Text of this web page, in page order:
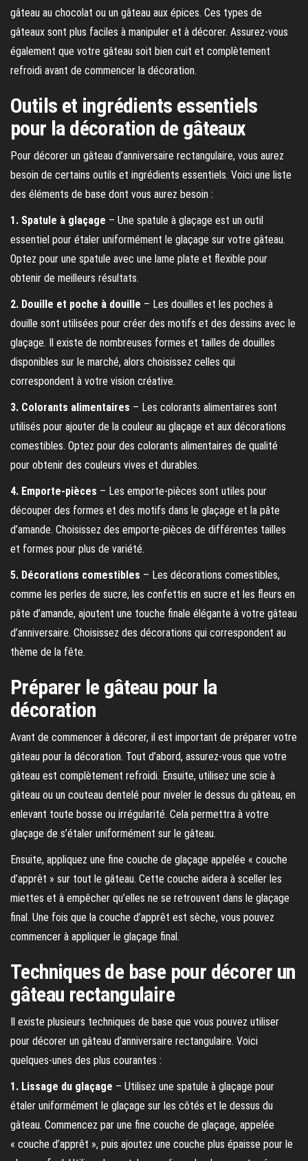
gâteau au chocolat ou un gâteau aux épices. Ces types de
gâteaux sont plus faciles à manipuler et à décorer. Assurez-vous
également que votre gâteau soit bien cuit et complètement
refroidi avant de commencer la décoration.
Outils et ingrédients essentiels
pour la décoration de gâteaux
Pour décorer un gâteau d’anniversaire rectangulaire, vous aurez
besoin de certains outils et ingrédients essentiels. Voici une liste
des éléments de base dont vous aurez besoin :
1. Spatule à glaçage – Une spatule à glaçage est un outil
essentiel pour étaler uniformément le glaçage sur votre gâteau.
Optez pour une spatule avec une lame plate et flexible pour
obtenir de meilleurs résultats.
2. Douille et poche à douille – Les douilles et les poches à
douille sont utilisées pour créer des motifs et des dessins avec le
glaçage. Il existe de nombreuses formes et tailles de douilles
disponibles sur le marché, alors choisissez celles qui
correspondent à votre vision créative.
3. Colorants alimentaires – Les colorants alimentaires sont
utilisés pour ajouter de la couleur au glaçage et aux décorations
comestibles. Optez pour des colorants alimentaires de qualité
pour obtenir des couleurs vives et durables.
4. Emporte-pièces – Les emporte-pièces sont utiles pour
découper des formes et des motifs dans le glaçage et la pâte
d’amande. Choisissez des emporte-pièces de différentes tailles
et formes pour plus de variété.
5. Décorations comestibles – Les décorations comestibles,
comme les perles de sucre, les confettis en sucre et les fleurs en
pâte d’amande, ajoutent une touche finale élégante à votre gâteau
d’anniversaire. Choisissez des décorations qui correspondent au
thème de la fête.
Préparer le gâteau pour la
décoration
Avant de commencer à décorer, il est important de préparer votre
gâteau pour la décoration. Tout d’abord, assurez-vous que votre
gâteau est complètement refroidi. Ensuite, utilisez une scie à
gâteau ou un couteau dentelé pour niveler le dessus du gâteau, en
enlevant toute bosse ou irrégularité. Cela permettra à votre
glaçage de s’étaler uniformément sur le gâteau.
Ensuite, appliquez une fine couche de glaçage appelée « couche
d’apprêt » sur tout le gâteau. Cette couche aidera à sceller les
miettes et à empêcher qu’elles ne se retrouvent dans le glaçage
final. Une fois que la couche d’apprêt est sèche, vous pouvez
commencer à appliquer le glaçage final.
Techniques de base pour décorer un
gâteau rectangulaire
Il existe plusieurs techniques de base que vous pouvez utiliser
pour décorer un gâteau d’anniversaire rectangulaire. Voici
quelques-unes des plus courantes :
1. Lissage du glaçage – Utilisez une spatule à glaçage pour
étaler uniformément le glaçage sur les côtés et le dessus du
gâteau. Commencez par une fine couche de glaçage, appelée
« couche d’apprêt », puis ajoutez une couche plus épaisse pour le